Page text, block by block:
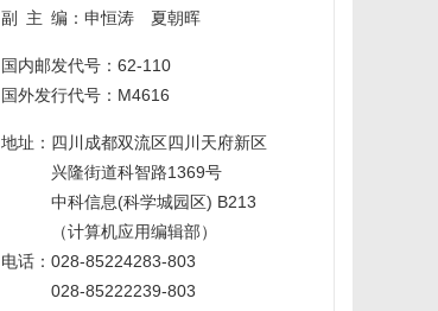
副主编 ：申恒涛 夏朝晖
国内邮发代号：62-110
国外发行代号：M4616
地址：四川成都双流区四川天府新区
兴隆街道科智路1369号
中科信息(科学城园区) B213
（计算机应用编辑部）
电话：028-85224283-803
028-85222239-803